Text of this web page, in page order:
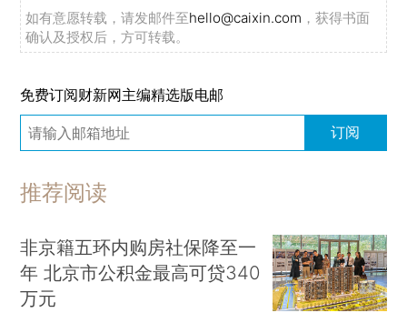
如有意愿转载，请发邮件至hello@caixin.com ，获得书面
确认及授权后，方可转载。
免费订阅财新网主编精选版电邮
订阅
推荐阅读
非京籍五环内购房社保降至一
年 北京市公积金最高可贷340
万元